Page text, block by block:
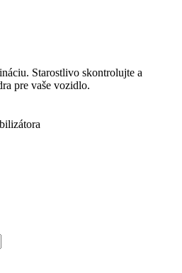
Starostlivo skontrolujte a
pre vaše vozidlo.